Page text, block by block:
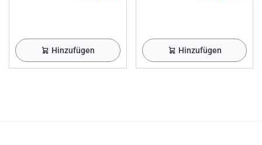
Hinzufügen Hinzufügen